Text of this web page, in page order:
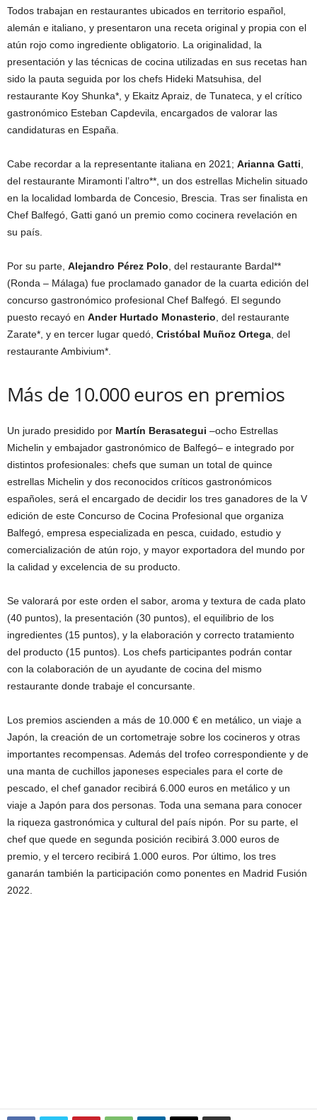
Todos trabajan en restaurantes ubicados en territorio español,
alemán e italiano, y presentaron una receta original y propia con el
atún rojo como ingrediente obligatorio. La originalidad, la
presentación y las técnicas de cocina utilizadas en sus recetas han
sido la pauta seguida por los chefs Hideki Matsuhisa, del
restaurante Koy Shunka*, y Ekaitz Apraiz, de Tunateca, y el crítico
gastronómico Esteban Capdevila, encargados de valorar las
candidaturas en España.
Cabe recordar a la representante italiana en 2021; Arianna Gatti
del restaurante Miramonti l’altro**, un dos estrellas Michelin situado
en la localidad lombarda de Concesio, Brescia. Tras ser finalista en
Chef Balfegó, Gatti ganó un premio como cocinera revelación en
su país.
Por su parte, Alejandro Pérez Polo , del restaurante Bardal**
(Ronda – Málaga) fue proclamado ganador de la cuarta edición del
concurso gastronómico profesional Chef Balfegó. El segundo
puesto recayó en Ander Hurtado Monasterio , del restaurante
Zarate*, y en tercer lugar quedó, Cristóbal Muñoz Ortega , del
restaurante Ambivium*.
Más de 10.000 euros en premios
Un jurado presidido por Martín Berasategui –ocho Estrellas
Michelin y embajador gastronómico de Balfegó– e integrado por
distintos profesionales: chefs que suman un total de quince
estrellas Michelin y dos reconocidos críticos gastronómicos
españoles, será el encargado de decidir los tres ganadores de la V
edición de este Concurso de Cocina Profesional que organiza
Balfegó, empresa especializada en pesca, cuidado, estudio y
comercialización de atún rojo, y mayor exportadora del mundo por
la calidad y excelencia de su producto.
Se valorará por este orden el sabor, aroma y textura de cada plato
(40 puntos), la presentación (30 puntos), el equilibrio de los
ingredientes (15 puntos), y la elaboración y correcto tratamiento
del producto (15 puntos). Los chefs participantes podrán contar
con la colaboración de un ayudante de cocina del mismo
restaurante donde trabaje el concursante.
Los premios ascienden a más de 10.000 € en metálico, un viaje a
Japón, la creación de un cortometraje sobre los cocineros y otras
importantes recompensas. Además del trofeo correspondiente y de
una manta de cuchillos japoneses especiales para el corte de
pescado, el chef ganador recibirá 6.000 euros en metálico y un
viaje a Japón para dos personas. Toda una semana para conocer
la riqueza gastronómica y cultural del país nipón. Por su parte, el
chef que quede en segunda posición recibirá 3.000 euros de
premio, y el tercero recibirá 1.000 euros. Por último, los tres
ganarán también la participación como ponentes en Madrid Fusión
2022.